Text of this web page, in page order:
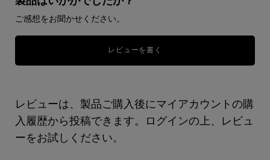
ご感想をお聞かせください。
レビューを書く
レビューは、製品ご購入後にマイアカウントの購
入履歴から投稿できます。ログインの上、レビュ
ーをお試しください。